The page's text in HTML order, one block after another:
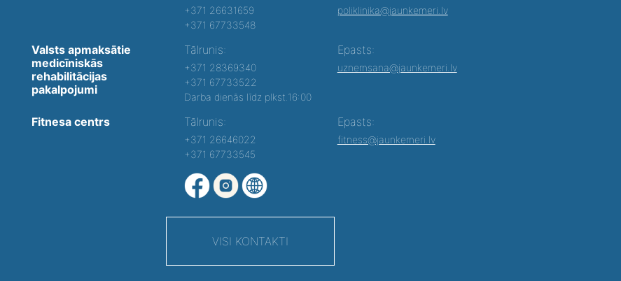
+371 26631659
+371 67733548
poliklinika@jaunkemeri.lv
Valsts apmaksātie
medicīniskās
rehabilitācijas
pakalpojumi
Tālrunis:
+371 28369340
+371 67733522
Darba dienās līdz plkst.16:00
Epasts:
uznemsana@jaunkemeri.lv
Fitnesa centrs Tālrunis:
+371 26646022
+371 67733545
Epasts:
fitness@jaunkemeri.lv
VISI KONTAKTI